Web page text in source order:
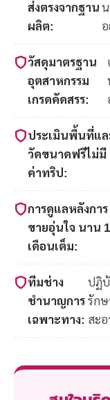
ส่งตรงจากฐาน
ผลิต:
วัสดุมาตรฐาน
อุตสาหกรรม
เกรดคัดสรร:
ประเมินพื้นที่แ
วัดขนาดฟรีไม่มี
ค่าทริป:
การดูแลหลังการ
ขายอุ่นใจ นาน
เดือนเต็ม:
ทีมช่าง
ชำนาญการ
เฉพาะทาง:
ปฏิ
รักษ
สะ